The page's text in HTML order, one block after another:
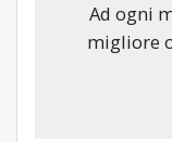
Ad ogni
migliore